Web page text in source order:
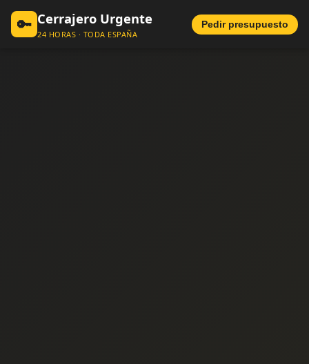
🔑 Cerrajero Urgente
24 HORAS · TODA ESPAÑA
Pedir presupuesto